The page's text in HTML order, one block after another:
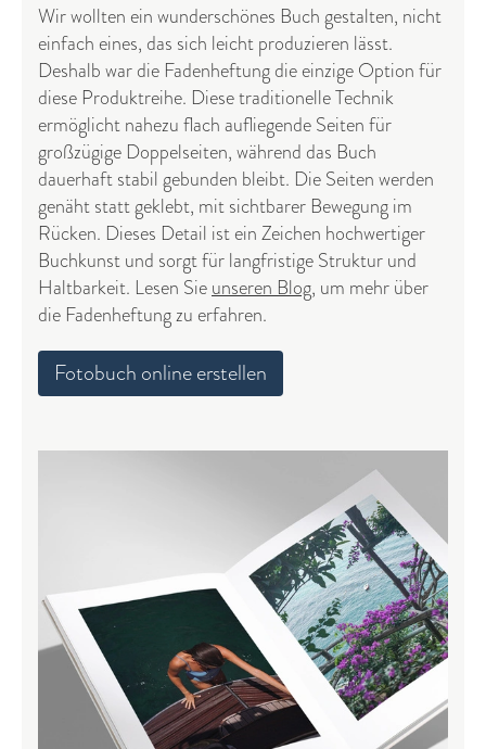
Wir wollten ein wunderschönes Buch gestalten, nicht
einfach eines, das sich leicht produzieren lässt.
Deshalb war die Fadenheftung die einzige Option für
diese Produktreihe. Diese traditionelle Technik
ermöglicht nahezu flach aufliegende Seiten für
großzügige Doppelseiten, während das Buch
dauerhaft stabil gebunden bleibt. Die Seiten werden
genäht statt geklebt, mit sichtbarer Bewegung im
Rücken. Dieses Detail ist ein Zeichen hochwertiger
Buchkunst und sorgt für langfristige Struktur und
Haltbarkeit. Lesen Sieunseren Blog, um mehr über
die Fadenheftung zu erfahren.
Fotobuch online erstellen